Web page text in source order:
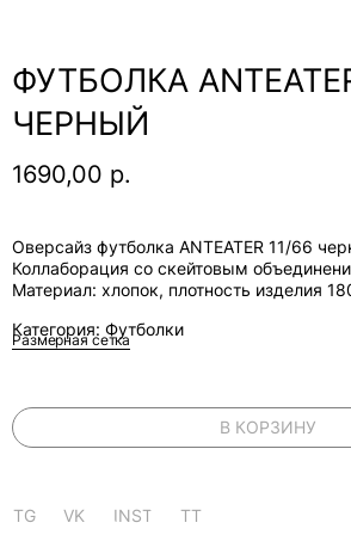
ФУТБОЛКА
ЧЕРНЫЙ
1690,00 р.
Размерная сетка
В КОРЗИНУ
Оверсайз футболка ANTEATER 11/66
Коллаборация со скейтовым
Материал: хлопок, плотность изделия
Категория: Футболки
TG INST
VK TT